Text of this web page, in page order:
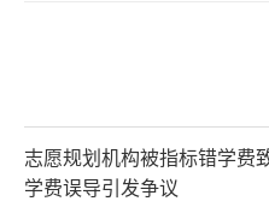
志愿规划机构被指标错学费
学费误导引发争议